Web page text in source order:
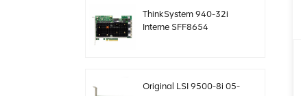
ThinkSystem 940-32i
Interne SFF8654
Original LSI 9500-8i 05-